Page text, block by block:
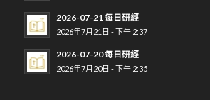
2026-07-21 每日研經
2026年7月21日 - 下午 2:37
2026-07-20 每日研經
2026年7月20日 - 下午 2:35